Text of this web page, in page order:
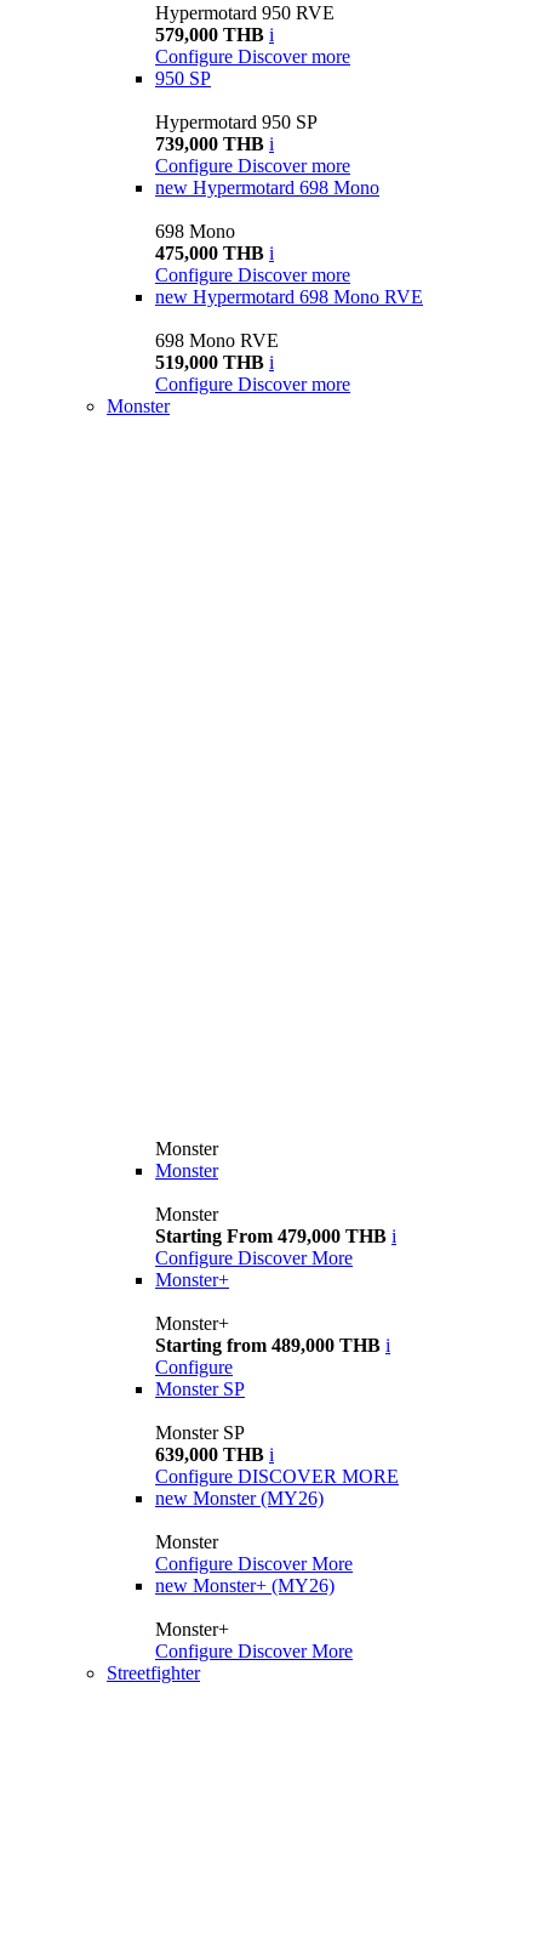
Hypermotard 950 RVE
579,000 THB i
Configure Discover more
950 SP
Hypermotard 950 SP
739,000 THB i
Configure Discover more
new Hypermotard 698 Mono
698 Mono
475,000 THB i
Configure Discover more
new Hypermotard 698 Mono RVE
698 Mono RVE
519,000 THB i
Configure Discover more
Monster
Monster
Monster
Monster
Starting From 479,000 THB i
Configure Discover More
Monster+
Monster+
Starting from 489,000 THB i
Configure
Monster SP
Monster SP
639,000 THB i
Configure DISCOVER MORE
new Monster (MY26)
Monster
Configure Discover More
new Monster+ (MY26)
Monster+
Configure Discover More
Streetfighter